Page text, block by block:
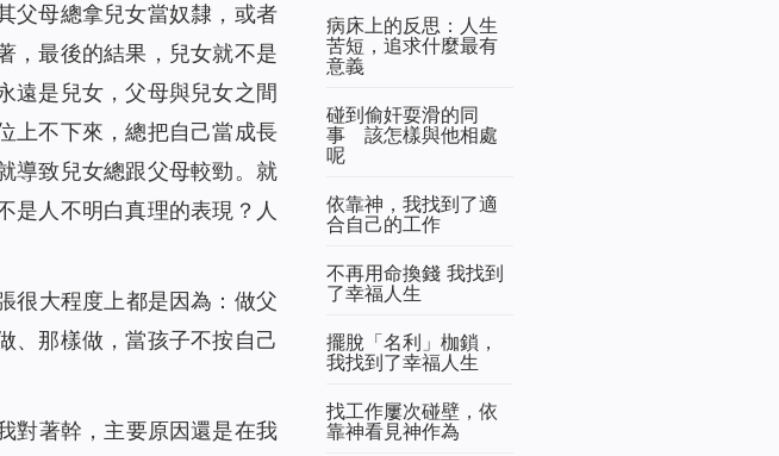
父母總拿兒女當奴隸，或者
，最後的結果，兒女就不是
遠是兒女，父母與兒女之間
上不下來，總把自己當成長
導致兒女總跟父母較勁。就
是人不明白真理的表現？人
很大程度上都是因為：做父
、那樣做，當孩子不按自己
對著幹，主要原因還是在我
病床上的反思：人生
苦短，追求什麼最有
意義
碰到偷奸耍滑的同
事 該怎樣與他相處
呢
依靠神，我找到了適
合自己的工作
不再用命換錢 我找到
了幸福人生
擺脫「名利」枷鎖，
我找到了幸福人生
找工作屢次碰壁，依
靠神看見神作為